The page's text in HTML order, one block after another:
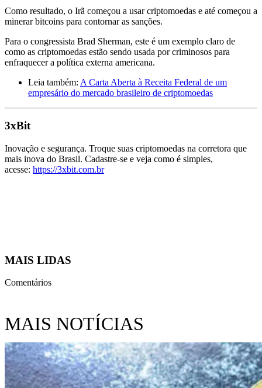
Como resultado, o Irã começou a usar criptomoedas e até começou a
minerar bitcoins para contornar as sanções.
Para o congressista Brad Sherman, este é um exemplo claro de
como as criptomoedas estão sendo usada por criminosos para
enfraquecer a política externa americana.
Leia também: A Carta Aberta à Receita Federal de um
empresário do mercado brasileiro de criptomoedas
3xBit
Inovação e segurança. Troque suas criptomoedas na corretora que
mais inova do Brasil. Cadastre-se e veja como é simples,
acesse: https://3xbit.com.br
MAIS LIDAS
Comentários
MAIS NOTÍCIAS